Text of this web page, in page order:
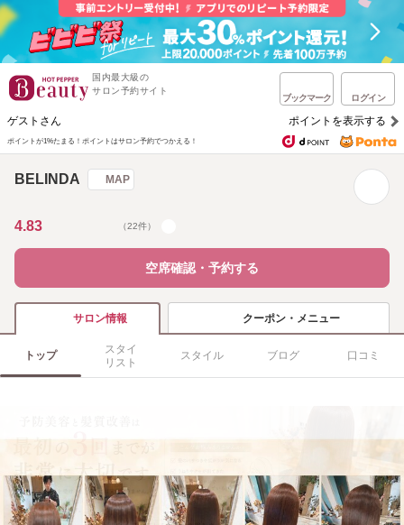
国内最大級の
サロン予約サイト
ブックマーク ログイン
ゲストさん ポイントを表示する
ポイントが1%たまる！ ポイントはサロン予約でつかえる！
BELINDA MAP
4.83 （22件）
空席確認・予約する
サロン情報 クーポン・メニュー
トップ
スタイ
リスト
スタイル ブログ 口コミ